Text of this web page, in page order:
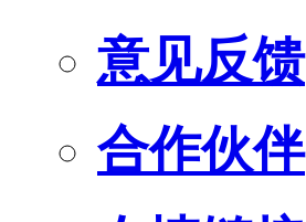
意见反馈
合作伙伴